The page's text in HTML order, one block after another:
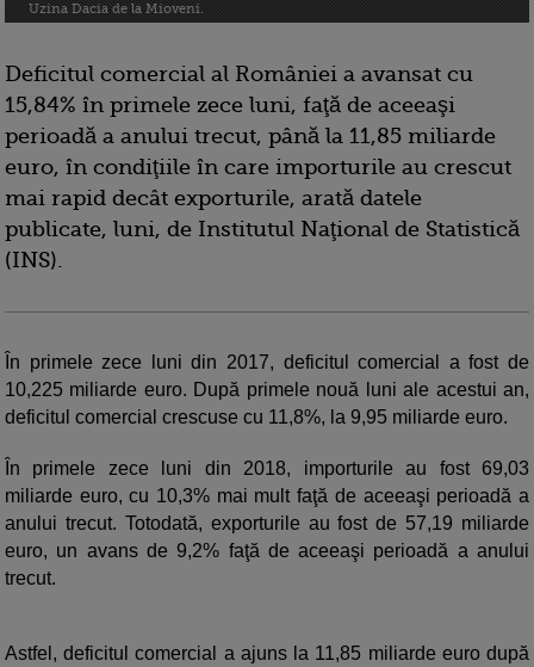
Uzina Dacia de la Mioveni.
Deficitul comercial al României a avansat cu
15,84% în primele zece luni, faţă de aceeaşi
perioadă a anului trecut, până la 11,85 miliarde
euro, în condiţiile în care importurile au crescut
mai rapid decât exporturile, arată datele
publicate, luni, de Institutul Naţional de Statistică
(INS).
În primele zece luni din 2017, deficitul comercial a fost de
10,225 miliarde euro. După primele nouă luni ale acestui an,
deficitul comercial crescuse cu 11,8%, la 9,95 miliarde euro.
În primele zece luni din 2018, importurile au fost 69,03
miliarde euro, cu 10,3% mai mult faţă de aceeaşi perioadă a
anului trecut. Totodată, exporturile au fost de 57,19 miliarde
euro, un avans de 9,2% faţă de aceeaşi perioadă a anului
trecut.
Astfel, deficitul comercial a ajuns la 11,85 miliarde euro după